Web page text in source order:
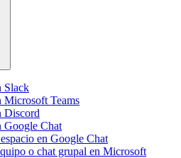
Slack
Teams
Discord
Google Chat
en Google Chat
o chat grupal en Microsoft